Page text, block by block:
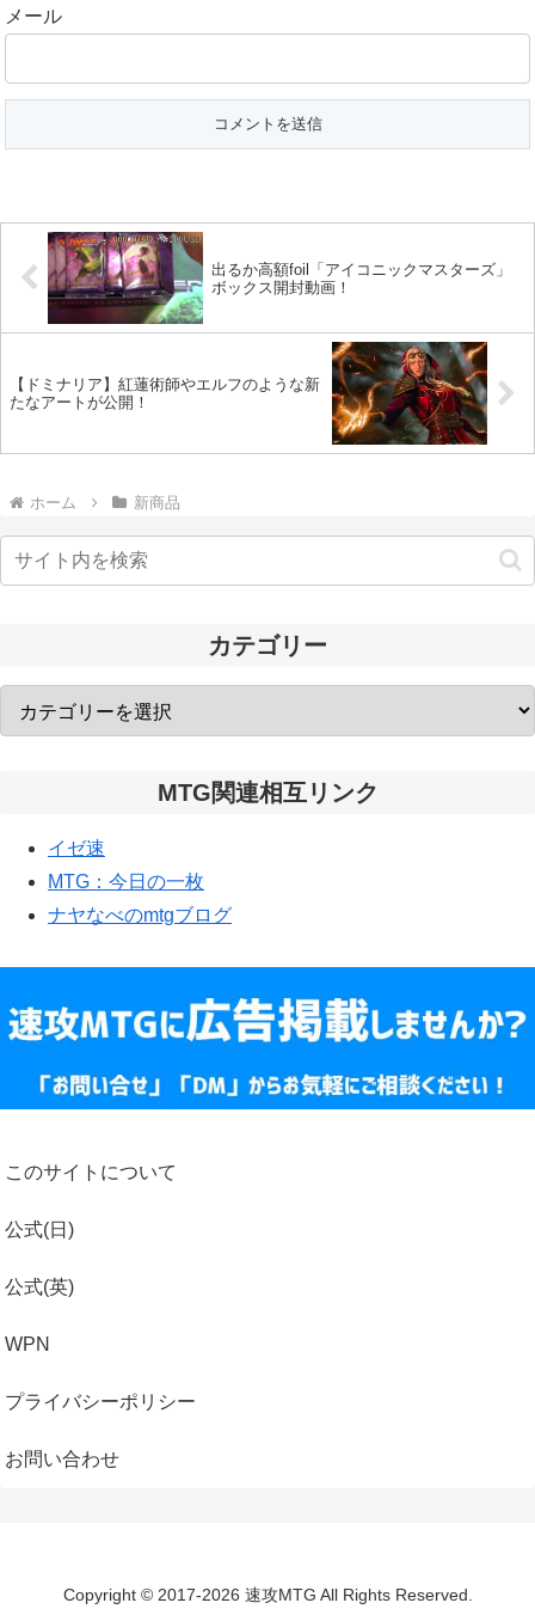
メール
出るか高額foil「アイコニックマスターズ」
ボックス開封動画！
【ドミナリア】紅蓮術師やエルフのような新
たなアートが公開！
ホーム 新商品
カテゴリー
MTG関連相互リンク
イゼ速
MTG：今日の一枚
ナヤなべのmtgブログ
このサイトについて
公式(日)
公式(英)
WPN
プライバシーポリシー
お問い合わせ
Copyright © 2017-2026 速攻MTG All Rights Reserved.